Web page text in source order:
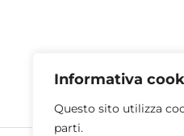
Informativa
Questo sito utilizza
parti.